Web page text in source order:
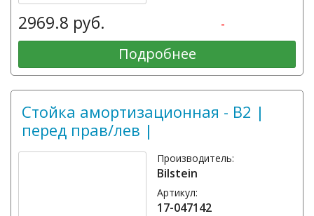
2969.8 руб. -
Подробнее
Стойка амортизационная - B2 |
перед прав/лев |
Производитель:
Bilstein
Артикул:
17-047142